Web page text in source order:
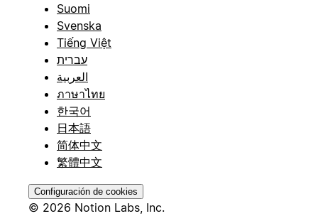
Suomi
Svenska
Tiếng Việt
עברית
العربية
ภาษาไทย
한국어
日本語
简体中文
繁體中文
Configuración de cookies
© 2026 Notion Labs, Inc.